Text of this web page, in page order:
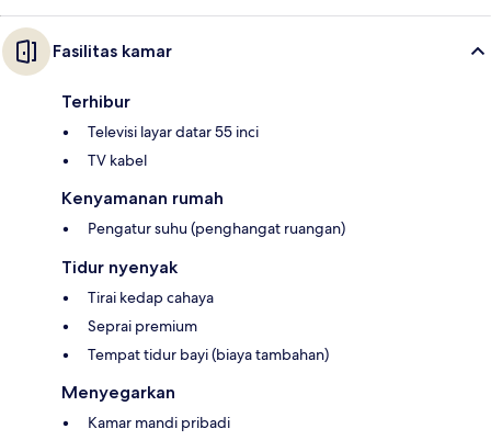
Fasilitas kamar
Terhibur
Televisi layar datar 55 inci
TV kabel
Kenyamanan rumah
Pengatur suhu (penghangat ruangan)
Tidur nyenyak
Tirai kedap cahaya
Seprai premium
Tempat tidur bayi (biaya tambahan)
Menyegarkan
Kamar mandi pribadi